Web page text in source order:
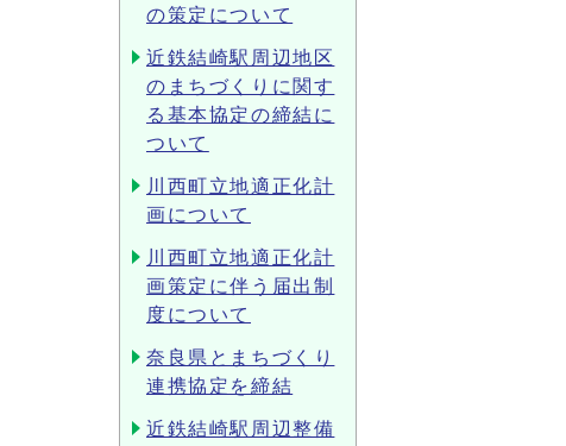
の策定について
近鉄結崎駅周辺地区
のまちづくりに関す
る基本協定の締結に
ついて
川西町立地適正化計
画について
川西町立地適正化計
画策定に伴う届出制
度について
奈良県とまちづくり
連携協定を締結
近鉄結崎駅周辺整備